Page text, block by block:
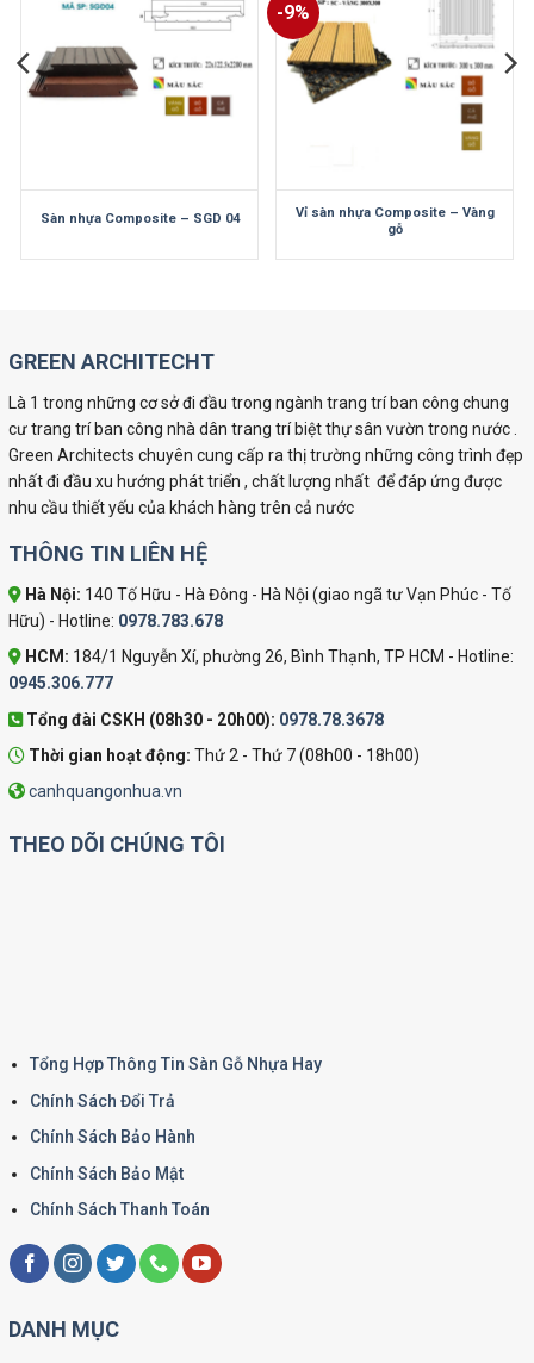
Sàn nhựa Composite – SGD 04
-9%
Vỉ sàn nhựa Composite – Vàng
gỗ
GREEN ARCHITECHT
Là 1 trong những cơ sở đi đầu trong ngành trang trí ban công chung
cư trang trí ban công nhà dân trang trí biệt thự sân vườn trong nước .
Green Architects chuyên cung cấp ra thị trường những công trình đẹp
nhất đi đầu xu hướng phát triển , chất lượng nhất để đáp ứng được
nhu cầu thiết yếu của khách hàng trên cả nước
THÔNG TIN LIÊN HỆ
Hà Nội: 140 Tố Hữu - Hà Đông - Hà Nội (giao ngã tư Vạn Phúc - Tố
Hữu) - Hotline: 0978.783.678
HCM: 184/1 Nguyễn Xí, phường 26, Bình Thạnh, TP HCM - Hotline:
0945.306.777
Tổng đài CSKH (08h30 - 20h00): 0978.78.3678
Thời gian hoạt động: Thứ 2 - Thứ 7 (08h00 - 18h00)
canhquangonhua.vn
THEO DÕI CHÚNG TÔI
Tổng Hợp Thông Tin Sàn Gỗ Nhựa Hay
Chính Sách Đổi Trả
Chính Sách Bảo Hành
Chính Sách Bảo Mật
Chính Sách Thanh Toán
DANH MỤC